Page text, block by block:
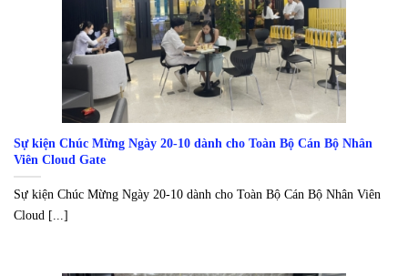
Sự kiện Chúc Mừng Ngày 20-10 dành cho Toàn Bộ Cán Bộ Nhân
Viên Cloud Gate
Sự kiện Chúc Mừng Ngày 20-10 dành cho Toàn Bộ Cán Bộ Nhân Viên
Cloud [...]